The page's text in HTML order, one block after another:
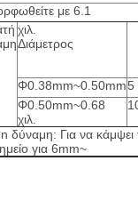
με 6.1
χιλ.
Διάμετρος
Φ0.38mm~0.50mm5
Φ0.50mm~0.68
χιλ.
δύναμη: Για να
για 6mm~